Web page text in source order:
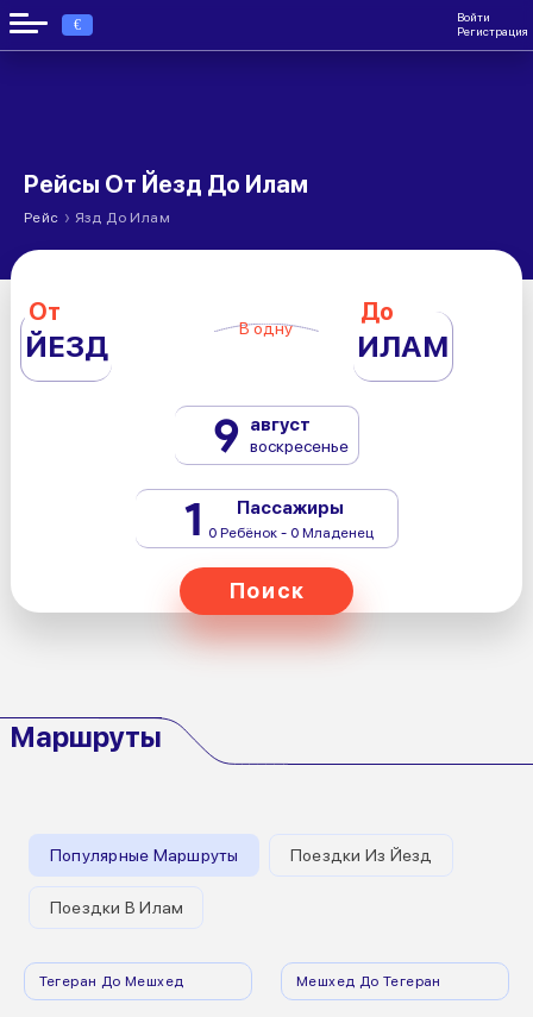
€
Войти
Регистрация
Рейсы От Йезд До Илам
Рейс › Язд До Илам
От
ЙЕЗД В одну
До
ИЛАМ
9 август
воскресенье
1 Пассажиры
0 Ребёнок - 0 Младенец
Поиск
Маршруты
Популярные Маршруты Поездки Из Йезд
Поездки В Илам
Тегеран До Мешхед Мешхед До Тегеран